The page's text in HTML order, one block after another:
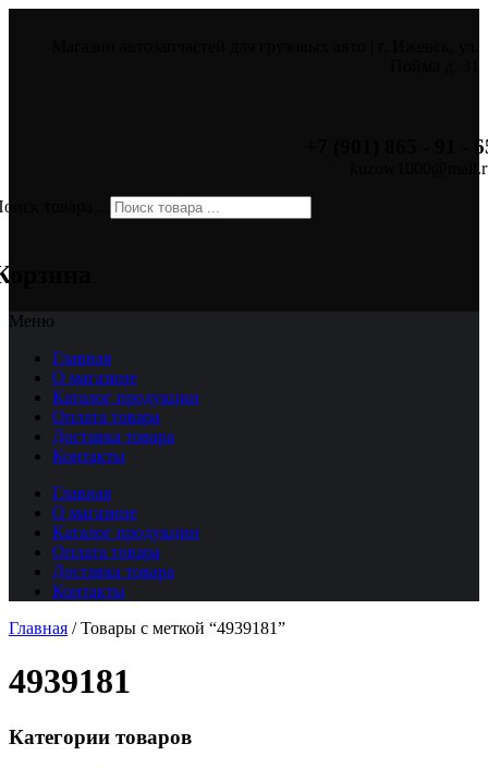
+7 (901) 865 - 91 -
товара ...
Меню
Главная
О магазине
Каталог продукции
Оплата товара
Доставка товара
Контакты
Главная
О магазине
Каталог продукции
Оплата товара
Доставка товара
Контакты
Главная /Товары с меткой “4939181”
4939181
Категории товаров